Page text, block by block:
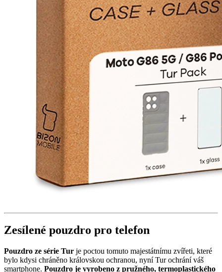
Zesílené pouzdro pro telefon
Pouzdro ze série Tur je poctou tomuto majestátnímu zvířeti, které
bylo kdysi chráněno královskou ochranou, nyní Tur ochrání váš
smartphone. Pouzdro je vyrobeno z pružného, termoplastického